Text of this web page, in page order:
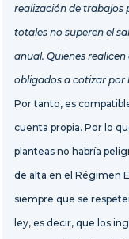
realización de trabajos
totales no superen el
anual. Quienes
obligados a cotizar por
Por tanto, es
cuenta propia. Por lo
planteas no habría
de alta en el Régimen
siempre que se
ley, es decir, que los